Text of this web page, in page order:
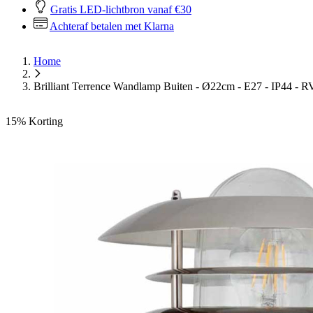
Gratis LED-lichtbron vanaf €30
Achteraf betalen met Klarna
Home
Brilliant Terrence Wandlamp Buiten - Ø22cm - E27 - IP44 -
15% Korting